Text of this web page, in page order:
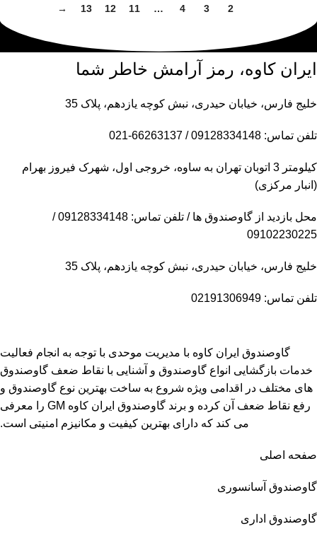
2
3
4
…
11
12
13
→
ایران کاوه، رمز آرامش خاطر شما
خلیج فارس، خیابان حیدری، نبش کوچه یازدهم، پلاک 35
تلفن تماس: 09128334148 / 66263137-021
کیلومتر 3 اتوبان تهران به ساوه، خروجی اول، شهرک فیروز بهرام
(انبار مرکزی)
محل بازدید از گاوصندوق ها / تلفن تماس: 09128334148 /
09102230225
خلیج فارس، خیابان حیدری، نبش کوچه یازدهم، پلاک 35
تلفن تماس: 02191306949
گاوصندوق ایران کاوه با مدیریت موحدی با توجه به انجام فعالیت
خدمات بازگشایی انواع گاوصندوق و آشنایی با نقاط ضعف گاوصندوق
های مختلف در اقدامی ویژه شروع به ساخت بهترین نوع گاوصندوق و
رفع نقاط ضعف آن کرده و برند گاوصندوق ایران کاوه GM را معرفی
می کند که دارای بهترین کیفیت و مکانیزم امنیتی است.
صفحه اصلی
گاوصندوق آسانسوری
گاوصندوق اداری